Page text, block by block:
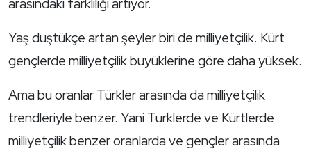
arasındaki farklılığı artıyor.
Yaş düştükçe artan şeyler biri de milliyetçilik. Kürt
gençlerde milliyetçilik büyüklerine göre daha yüksek.
Ama bu oranlar Türkler arasında da milliyetçilik
trendleriyle benzer. Yani Türklerde ve Kürtlerde
milliyetçilik benzer oranlarda ve gençler arasında